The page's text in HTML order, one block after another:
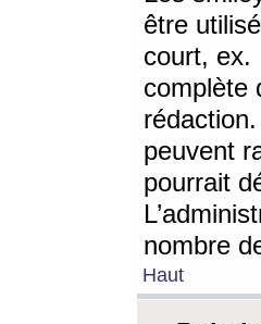
être
court, ex.
complète
peuvent
pourrait
nombre
Haut